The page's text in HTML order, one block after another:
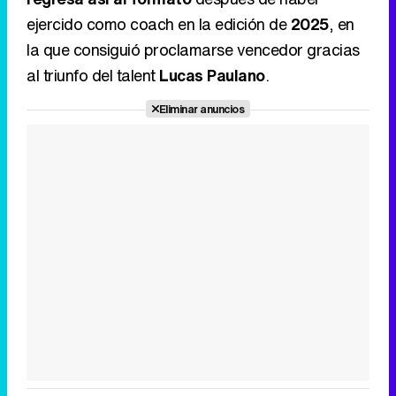
ejercido como coach en la edición de2025, en
la que consiguió proclamarse vencedor gracias
al triunfo del talentLucas Paulano.
Eliminar anuncios